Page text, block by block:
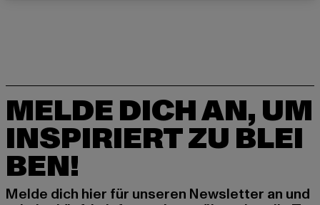
MELDE DICH AN, UM
INSPIRIERT ZU BLEI
BEN!
Melde dich hier für unseren Newsletter an und